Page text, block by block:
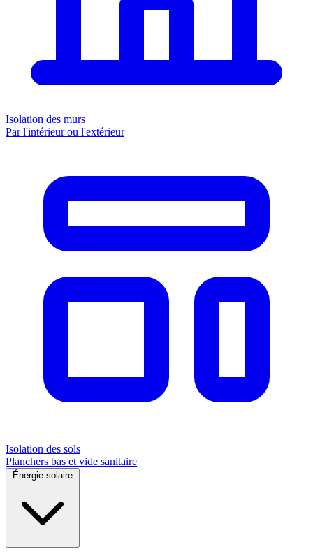
Isolation des murs
Par l'intérieur ou l'extérieur
Isolation des sols
Planchers bas et vide sanitaire